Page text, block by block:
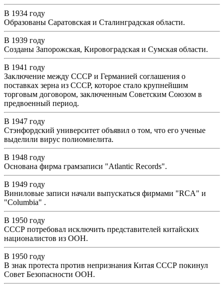
В 1934 году
Образованы Саратовская и Сталинградская области.
В 1939 году
Созданы Запорожская, Кировоградская и Сумская области.
В 1941 году
Заключение между СССР и Германией соглашения о
поставках зерна из СССР, которое стало крупнейшим
торговым договором, заключенным Советским Союзом в
предвоенный период.
В 1947 году
Стэнфордский университет объявил о том, что его ученые
выделили вирус полиомиелита.
В 1948 году
Основана фирма грамзаписи "Atlantic Records".
В 1949 году
Виниловые записи начали выпускаться фирмами "RCA" и
"Columbia" .
В 1950 году
СССР потребовал исключить представителей китайских
националистов из ООН.
В 1950 году
В знак протеста против непризнания Китая СССР покинул
Совет Безопасности ООН.